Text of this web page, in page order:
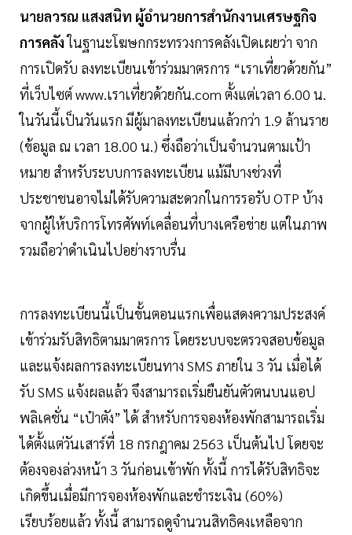
นายลวรณ แสงสนิท ผู้อำนวยการสำนักงานเศรษฐกิจ
การคลังในฐานะโฆษกกระทรวงการคลังเปิดเผยว่า จาก
การเปิดรับ ลงทะเบียนเข้าร่วมมาตรการ “เราเที่ยวด้วยกัน”
ที่เว็บไซต์ www.เราเที่ยวด้วยกัน.com ตั้งแต่เวลา 6.00 น.
ในวันนี้เป็นวันแรก มีผู้มาลงทะเบียนแล้วกว่า 1.9 ล้านราย
(ข้อมูล ณ เวลา 18.00 น.) ซึ่งถือว่าเป็นจำนวนตามเป้า
หมาย สำหรับระบบการลงทะเบียน แม้มีบางช่วงที่
ประชาชนอาจไม่ได้รับความสะดวกในการรอรับ OTP บ้าง
จากผู้ให้บริการโทรศัพท์เคลื่อนที่บางเครือข่าย แต่ในภาพ
รวมถือว่าดำเนินไปอย่างราบรื่น
การลงทะเบียนนี้เป็นขั้นตอนแรกเพื่อแสดงความประสงค์
เข้าร่วมรับสิทธิตามมาตรการ โดยระบบจะตรวจสอบข้อมูล
และแจ้งผลการลงทะเบียนทาง SMS ภายใน 3 วัน เมื่อได้
รับ SMS แจ้งผลแล้ว จึงสามารถเริ่มยืนยันตัวตนบนแอป
พลิเคชั่น “เป๋าตัง” ได้ สำหรับการจองห้องพักสามารถเริ่ม
ได้ตั้งแต่วันเสาร์ที่ 18 กรกฎาคม 2563 เป็นต้นไป โดยจะ
ต้องจองล่วงหน้า 3 วันก่อนเข้าพัก ทั้งนี้ การได้รับสิทธิจะ
เกิดขึ้นเมื่อมีการจองห้องพักและชำระเงิน (60%)
เรียบร้อยแล้ว ทั้งนี้ สามารถดูจำนวนสิทธิคงเหลือจาก